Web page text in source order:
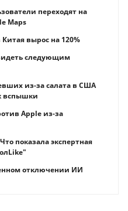
переходят на
Maps
вырос на 120%
следующим
из-за салата в США
вспышки
Apple из-за
показала экспертная
отключении ИИ